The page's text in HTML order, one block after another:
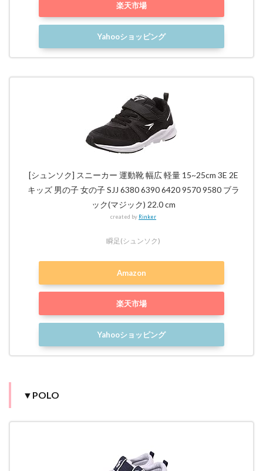
楽天市場
Yahooショッピング
[シュンソク] スニーカー 運動靴 幅広 軽量 15~25cm 3E 2E
キッズ 男の子 女の子 SJJ 6380 6390 6420 9570 9580 ブラ
ック(マジック) 22.0 cm
created by Rinker
瞬足(シュンソク)
Amazon
楽天市場
Yahooショッピング
▼POLO